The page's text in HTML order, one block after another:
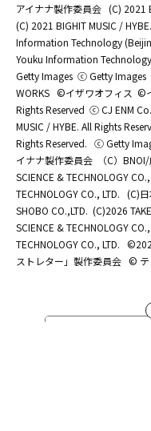
アイナナ製作委員会 (C) 2021
(C) 2021 BIGHIT MUSIC /
Information Technology
Youku Information
Getty Images ⓒ Getty Images
WORKS ©イザワオフィス ©
Rights Reserved ⓒ CJ ENM
MUSIC / HYBE. All Rights
Rights Reserved. ⓒ Getty
イナナ製作委員会
（C）
SCIENCE & TECHNOLOGY CO.,
TECHNOLOGY CO., LTD. (C)
SHOBO CO.,LTD. (C)2026
SCIENCE & TECHNOLOGY CO.,
TECHNOLOGY CO., LTD.
ストレター」製作委員会 © テ